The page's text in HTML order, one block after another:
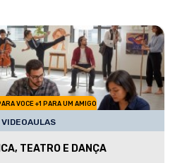
VOCE +1 PARA UM AMIGO
VIDEOAULAS
TEATRO E DANÇA